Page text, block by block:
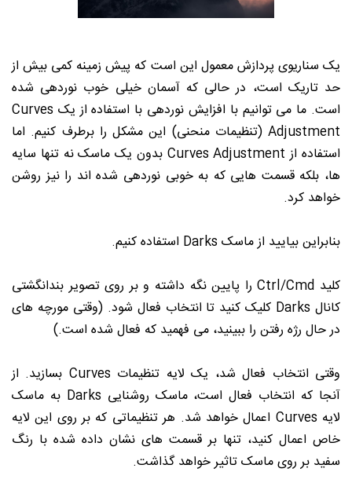
یک سناریوی پردازش معمول این است که پیش زمینه کمی بیش از
حد تاریک است، در حالی که آسمان خیلی خوب نوردهی شده
است. ما می توانیم با افزایش نوردهی با استفاده از یک Curves
Adjustment (تنظیمات منحنی) این مشکل را برطرف کنیم. اما
استفاده از Curves Adjustment بدون یک ماسک نه تنها سایه
ها، بلکه قسمت هایی که به خوبی نوردهی شده اند را نیز روشن
خواهد کرد.
بنابراین بیایید از ماسک Darks استفاده کنیم.
کلید Ctrl/Cmd را پایین نگه داشته و بر روی تصویر بندانگشتی
کانال Darks کلیک کنید تا انتخاب فعال شود. (وقتی مورچه های
در حال رژه رفتن را ببینید، می فهمید که فعال شده است.)
وقتی انتخاب فعال شد، یک لایه تنظیمات Curves بسازید. از
آنجا که انتخاب فعال است، ماسک روشنایی Darks به ماسک
لایه Curves اعمال خواهد شد. هر تنظیماتی که بر روی این لایه
خاص اعمال کنید، تنها بر قسمت های نشان داده شده با رنگ
سفید بر روی ماسک تاثیر خواهد گذاشت.